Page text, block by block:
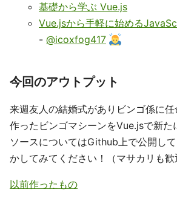
基礎から学ぶ Vue.js
Vue.jsから手軽に始める
- @icoxfog417
今回のアウトプット
来週友人の結婚式がありビンゴ係に
作ったビンゴマシーンをVue.jsで新た
ソースについてはGithub上で公開し
かしてみてください！（マサカリも歓
以前作ったもの